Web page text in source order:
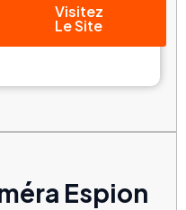
Visitez
Le Site
Espion